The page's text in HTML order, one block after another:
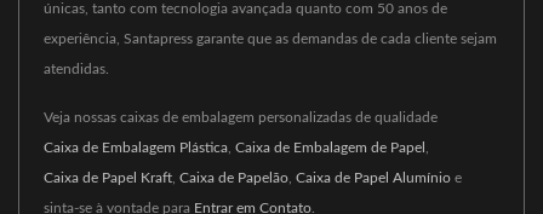
únicas, tanto com tecnologia avançada quanto com 50 anos de
experiência, Santapress garante que as demandas de cada cliente sejam
atendidas.
Veja nossas caixas de embalagem personalizadas de qualidade
Caixa de Embalagem Plástica Caixa de Embalagem de Papel
Caixa de Papel Kraft Caixa de Papelão Caixa de Papel Alumínio e
sinta-se à vontade para Entrar em Contato